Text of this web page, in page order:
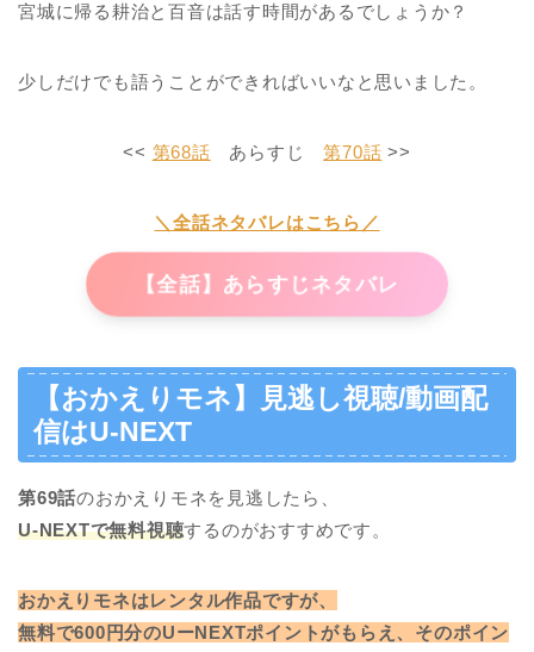
宮城に帰る耕治と百音は話す時間があるでしょうか？
少しだけでも語うことができればいいなと思いました。
<< 第68話 あらすじ第70話 >>
＼全話ネタバレはこちら／
【全話】あらすじネタバレ
【おかえりモネ】見逃し視聴/動画配
信はU-NEXT
第69話のおかえりモネを見逃したら、
U-NEXTで無料視聴するのがおすすめです。
おかえりモネはレンタル作品ですが、
無料で600円分のUーNEXTポイントがもらえ、そのポイン